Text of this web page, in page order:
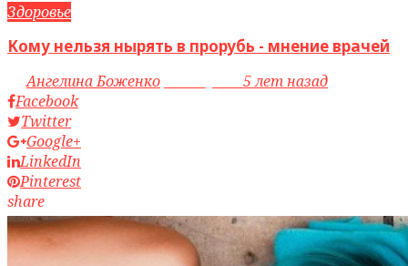
Здоровье
Кому нельзя нырять в прорубь - мнение врачей
byАнгелина Боженко
5 лет назад
Facebook
Twitter
Google+
LinkedIn
Pinterest
share